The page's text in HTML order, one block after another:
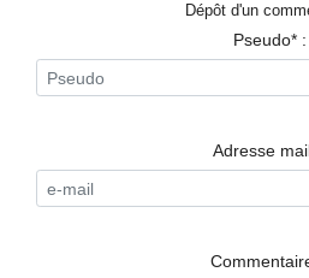
SPORTS
RESTAURANTS
Dépôt d'un
Pseudo* :
Adresse